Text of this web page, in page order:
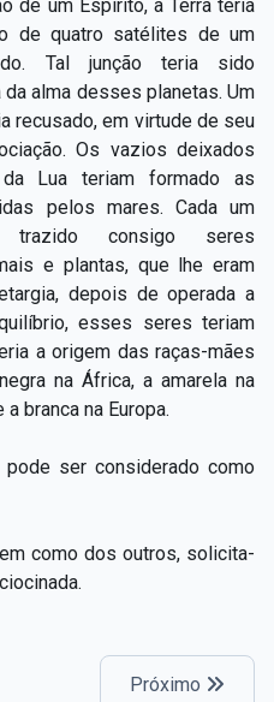
de um Espírito, a Terra teria
de quatro satélites de um
Tal junção teria sido
alma desses planetas. Um
recusado, em virtude de seu
Os vazios deixados
Lua teriam formado as
pelos mares. Cada um
consigo seres
e plantas, que lhe eram
depois de operada a
esses seres teriam
a origem das raças-mães
na África, a amarela na
branca na Europa.
ser considerado como
como dos outros, solicita-
Próximo